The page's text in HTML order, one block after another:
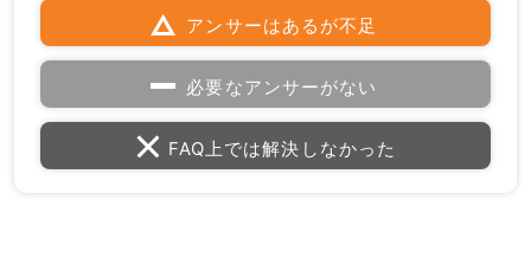
アンサーはあるが不足
必要なアンサーがない
FAQ上では解決しなかった